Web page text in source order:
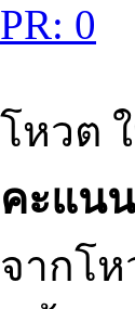
PR: 0
โหวต
คะแน
จากโ